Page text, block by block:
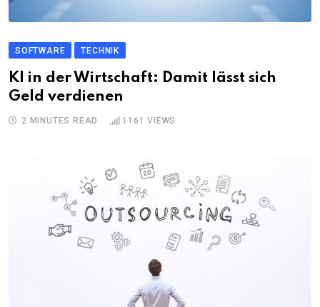
SOFTWARE TECHNIK
KI in der Wirtschaft: Damit lässt sich
Geld verdienen
2 MINUTES READ 1161 VIEWS